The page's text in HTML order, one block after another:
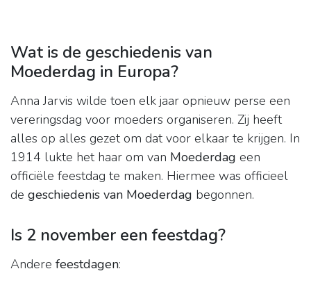
Wat is de geschiedenis van
Moederdag in Europa?
Anna Jarvis wilde toen elk jaar opnieuw perse een
vereringsdag voor moeders organiseren. Zij heeft
alles op alles gezet om dat voor elkaar te krijgen. In
1914 lukte het haar om van Moederdag een
officiële feestdag te maken. Hiermee was officieel
de geschiedenis van Moederdag begonnen.
Is 2 november een feestdag?
Andere feestdagen: